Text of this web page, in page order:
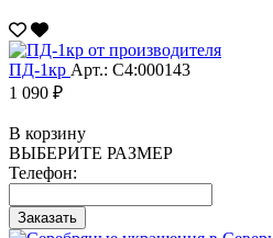
ПД-1кр Арт.: С4:000143
1 090 ₽
В корзину
ВЫБЕРИТЕ РАЗМЕР
Телефон:
Заказать